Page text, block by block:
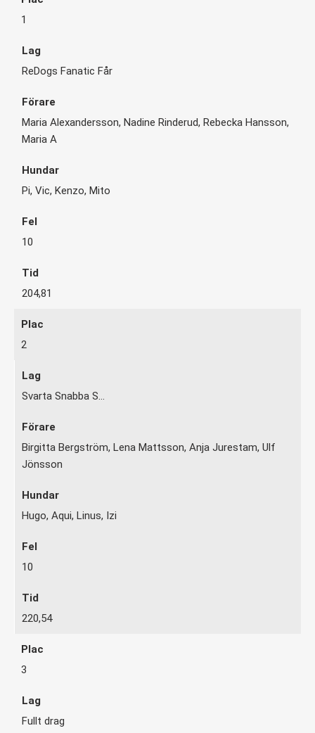
1
ReDogs Fanatic Får
Maria Alexandersson, Nadine Rinderud, Rebecka Hansson,
Maria A
Pi, Vic, Kenzo, Mito
10
204,81
2
Svarta Snabba S...
Birgitta Bergström, Lena Mattsson, Anja Jurestam, Ulf
Jönsson
Hugo, Aqui, Linus, Izi
10
220,54
3
Fullt drag